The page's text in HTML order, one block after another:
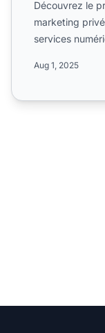
Découvrez le
marketing
services
Aug 1, 2025